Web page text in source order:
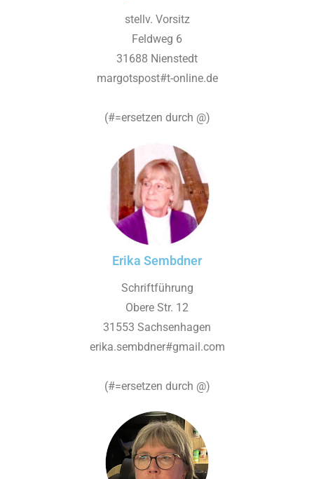
stellv. Vorsitz
Feldweg 6
31688 Nienstedt
margotspost#t-online.de
(#=ersetzen durch @)
Erika Sembdner
Schriftführung
Obere Str. 12
31553 Sachsenhagen
erika.sembdner#gmail.com
(#=ersetzen durch @)